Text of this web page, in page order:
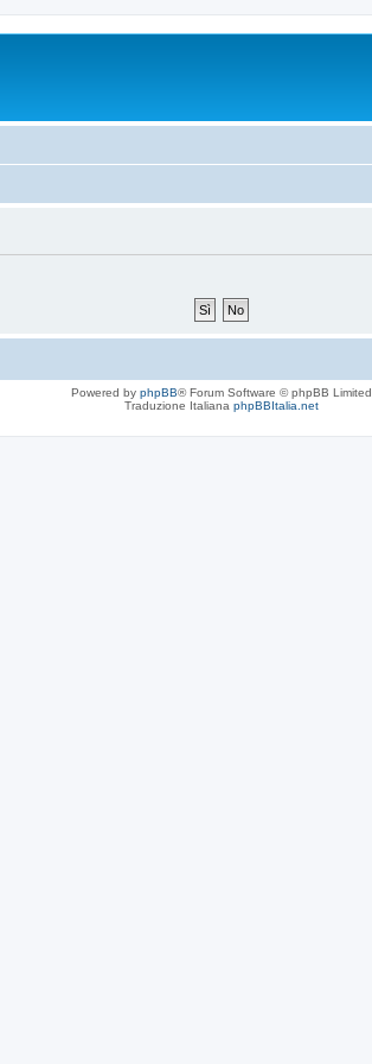
Powered by phpBB® Forum Software © phpBB Limited
Traduzione Italiana phpBBItalia.net